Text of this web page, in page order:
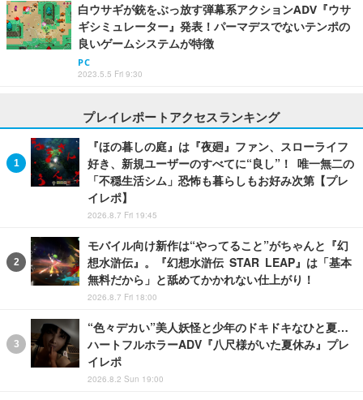
白ウサギが銃をぶっ放す弾幕系アクションADV『ウサ
ギシミュレーター』発表！パーマデスでないテンポの
良いゲームシステムが特徴
PC
2023.5.5 Fri 9:30
プレイレポートアクセスランキング
『ほの暮しの庭』は『夜廻』ファン、スローライフ
好き、新規ユーザーのすべてに“良し”！ 唯一無二の
「不穏生活シム」恐怖も暮らしもお好み次第【プレ
イレポ】
2026.8.7 Fri 19:45
モバイル向け新作は“やってること”がちゃんと『幻
想水滸伝』。『幻想水滸伝 STAR LEAP』は「基本
無料だから」と舐めてかかれない仕上がり！
2026.8.7 Fri 18:00
“色々デカい”美人妖怪と少年のドキドキなひと夏…
ハートフルホラーADV『八尺様がいた夏休み』プレ
イレポ
2026.8.2 Sun 19:00